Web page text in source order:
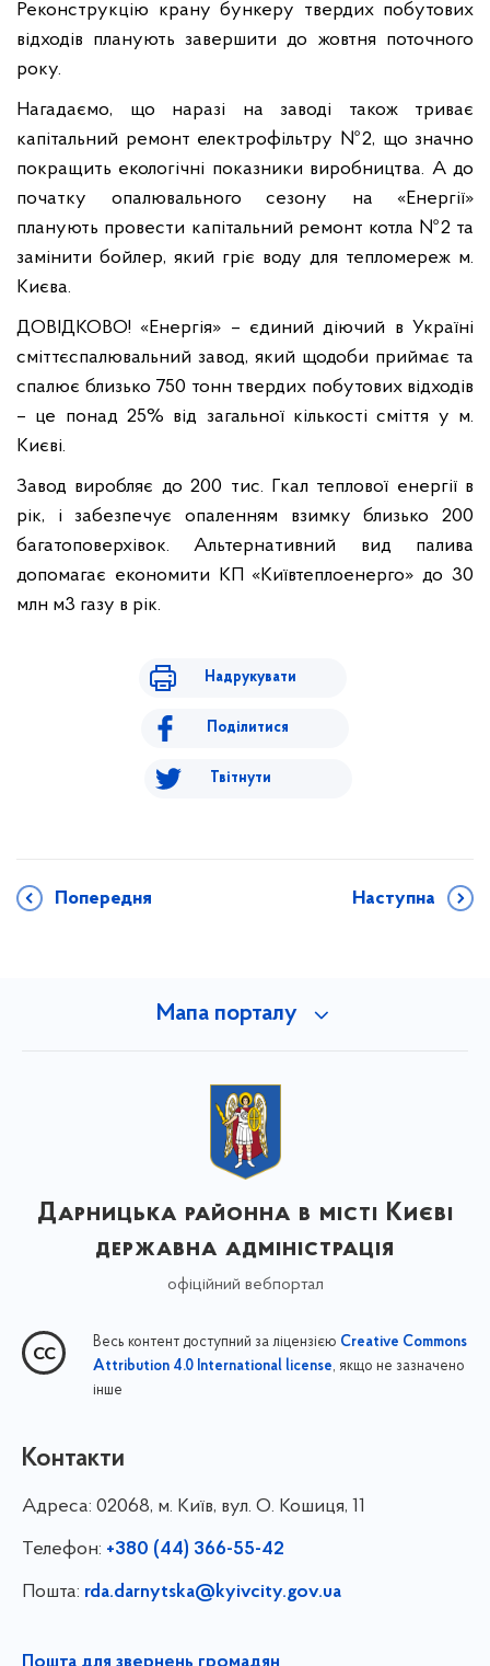
Реконструкцію крану бункеру твердих побутових
відходів планують завершити до жовтня поточного
року.
Нагадаємо, що наразі на заводі також триває
капітальний ремонт електрофільтру №2, що значно
покращить екологічні показники виробництва. А до
початку опалювального сезону на «Енергії»
планують провести капітальний ремонт котла №2 та
замінити бойлер, який гріє воду для тепломереж м.
Києва.
ДОВІДКОВО! «Енергія» – єдиний діючий в Україні
сміттєспалювальний завод, який щодоби приймає та
спалює близько 750 тонн твердих побутових відходів
– це понад 25% від загальної кількості сміття у м.
Києві.
Завод виробляє до 200 тис. Гкал теплової енергії в
рік, і забезпечує опаленням взимку близько 200
багатоповерхівок. Альтернативний вид палива
допомагає економити КП «Київтеплоенерго» до 30
млн м3 газу в рік.
Надрукувати
Поділитися
Твітнути
Попередня Наступна
Мапа порталу
Дарницька районна в місті Києві
державна адміністрація
офіційний вебпортал
Весь контент доступний за ліцензією Creative Commons
Attribution 4.0 International license, якщо не зазначено
інше
Контакти
Адреса: 02068, м. Київ, вул. О. Кошиця, 11
Телефон: +380 (44) 366-55-42
Пошта: rda.darnytska@kyivcity.gov.ua